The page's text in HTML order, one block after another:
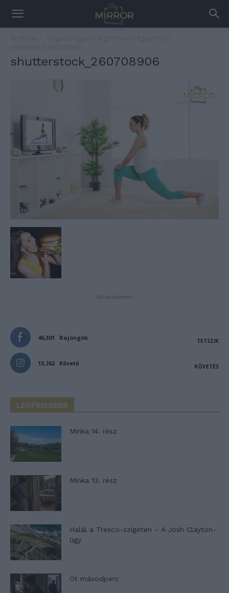
shutterstock_260708906
- Advertisement -
46,301 Rajongók TETSZIK
13,262 Követő KÖVETÉS
LEGFRISSEBB
Minka 14. rész
Minka 13. rész
Halál a Tresco-szigeten – A Josh Clayton-
ügy
Öt másodperc